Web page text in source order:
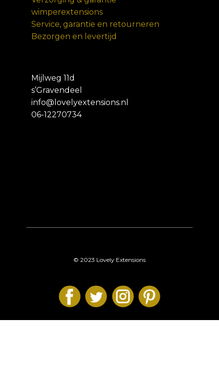
wimperextensions
Service, garantie en retourneren
Bezorgen en levertijd
Mijlweg 11d
s’Gravendeel
info@lovelyextensions.nl
06-12270734
© 2023 Lovely Extensions